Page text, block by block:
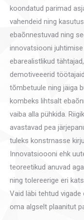
koondatud parimad
vahendeid ning
ebaõnnestuvad ning
innovatsiooni
ebarealistlikud
demotiveeerid
tõmbetuule ning jäiga
kombeks lihtsalt
vaiba alla pühkida.
avastavad pea
tuleks konstrnasse
Innovatsioooni ehk
teoreetikud anuvad
ning tolereerige eri
Vaid läbi tehtud
oma algselt plaanitut